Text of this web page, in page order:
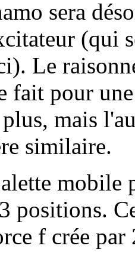
sera
(qui
Le
fait pour
mais
similaire.
mobile
positions.
f crée